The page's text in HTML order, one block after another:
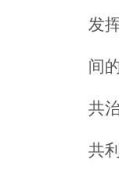
发
间
共
共